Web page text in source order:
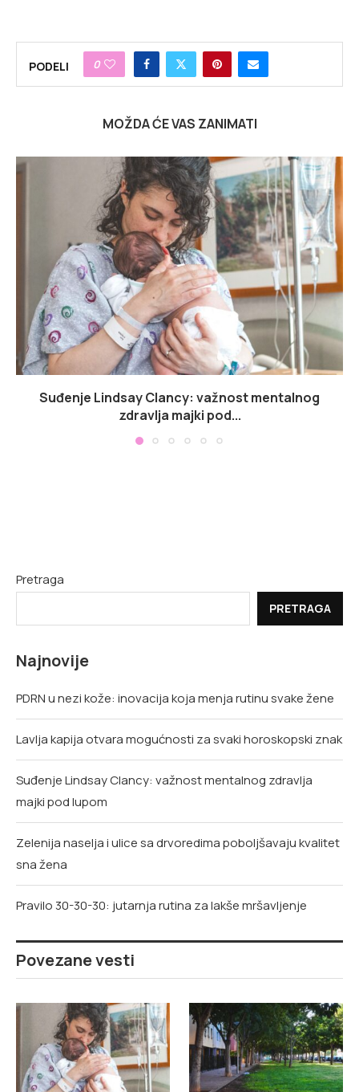
PODELI 0
MOŽDA ĆE VAS ZANIMATI
Suđenje Lindsay Clancy: važnost mentalnog
zdravlja majki pod...
Pretraga
PRETRAGA
Najnovije
PDRN u nezi kože: inovacija koja menja rutinu svake žene
Lavlja kapija otvara mogućnosti za svaki horoskopski znak
Suđenje Lindsay Clancy: važnost mentalnog zdravlja
majki pod lupom
Zelenija naselja i ulice sa drvoredima poboljšavaju kvalitet
sna žena
Pravilo 30-30-30: jutarnja rutina za lakše mršavljenje
Povezane vesti